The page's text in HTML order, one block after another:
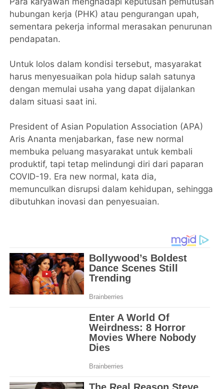
hubungan kerja (PHK) atau pengurangan upah,
sementara pekerja informal merasakan penurunan
pendapatan.
Untuk lolos dalam kondisi tersebut, masyarakat
harus menyesuaikan pola hidup salah satunya
dengan memulai usaha yang dapat dijalankan
dalam situasi saat ini.
President of Asian Population Association (APA)
Aris Ananta menjabarkan, fase new normal
membuka peluang masyarakat untuk kembali
produktif, tapi tetap melindungi diri dari paparan
COVID-19. Era new normal, kata dia,
memunculkan disrupsi dalam kehidupan, sehingga
dibutuhkan inovasi dan penyesuaian.